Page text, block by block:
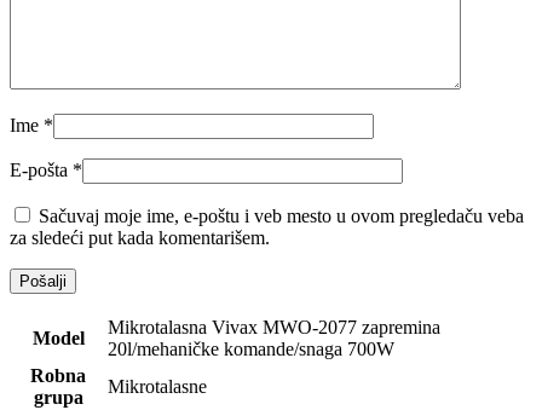
Ime *
E-pošta *
Sačuvaj moje ime, e-poštu i veb mesto u ovom pregledaču veba
za sledeći put kada komentarišem.
Model
Mikrotalasna Vivax MWO-2077 zapremina
20l/mehaničke komande/snaga 700W
Robna
grupa
Mikrotalasne